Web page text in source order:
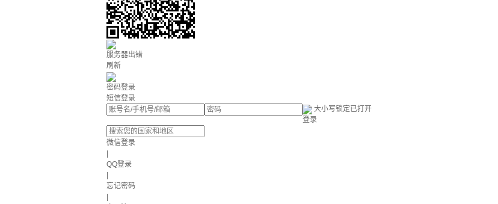
服务器出错
刷新
密码登录
短信登录
大小写锁定已打开
登录
微信登录
QQ登录
忘记密码